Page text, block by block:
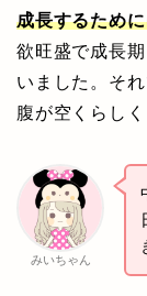
成長するため
欲旺盛で成長
いました。そ
腹が空くらし
みいちゃん